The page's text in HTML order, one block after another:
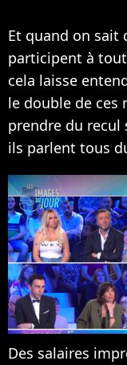
Et quand on sait
participent à
cela laisse
le double de ces
prendre du recul
ils parlent tous
Des salaires